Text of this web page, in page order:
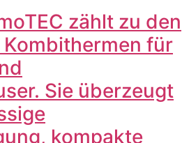
zählt zu den
für
Sie überzeugt
kompakte